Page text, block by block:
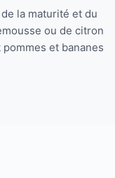
la maturité et du
ou de citron
et bananes